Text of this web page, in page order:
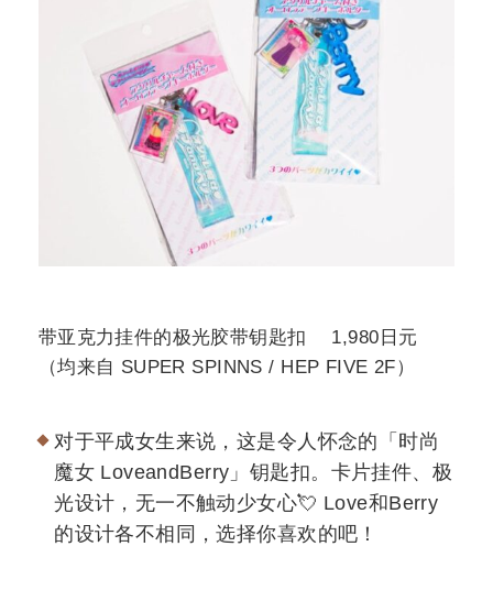
带亚克力挂件的极光胶带钥匙扣 1,980日元
（均来自 SUPER SPINNS / HEP FIVE 2F）
对于平成女生来说，这是令人怀念的「时尚
魔女 LoveandBerry」钥匙扣。卡片挂件、极
光设计，无一不触动少女心💘 Love和Berry
的设计各不相同，选择你喜欢的吧！